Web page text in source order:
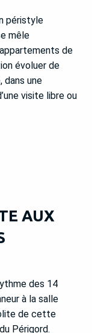
péristyle
mêle
de
évoluer de
dans une
visite libre ou
AUX
des 14
à la salle
de cette
Périgord.